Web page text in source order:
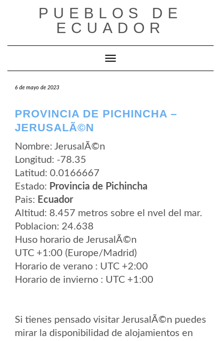
PUEBLOS DE
ECUADOR
Cambiar modo de navegación
6 de mayo de 2023
PROVINCIA DE PICHINCHA –
JERUSALÃ©N
Nombre: JerusalÃ©n
Longitud: -78.35
Latitud: 0.0166667
Estado: Provincia de Pichincha
Pais: Ecuador
Altitud: 8.457 metros sobre el nvel del mar.
Poblacion: 24.638
Huso horario de JerusalÃ©n
UTC +1:00 (Europe/Madrid)
Horario de verano : UTC +2:00
Horario de invierno : UTC +1:00
Si tienes pensado visitar JerusalÃ©n puedes
mirar la disponibilidad de alojamientos en